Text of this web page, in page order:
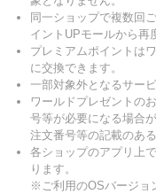
同一ショップで複数回
イントUPモールから再
プレミアムポイントは
に交換できます。
一部対象外となるサー
ワールドプレゼントの
号等が必要になる場合
注文番号等の記載のあ
各ショップのアプリ上
ります。
※ご利用のOSバージョ